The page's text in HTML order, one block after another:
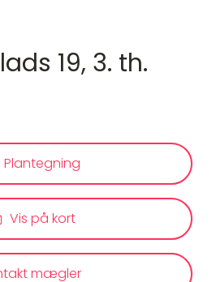
19, 3. th.
Plantegning
Vis på kort
mægler